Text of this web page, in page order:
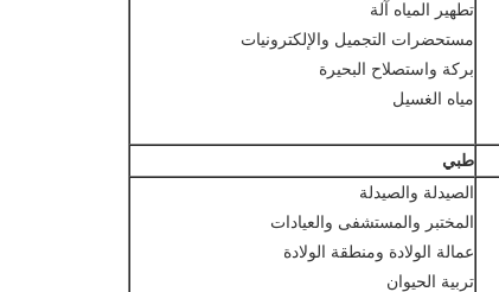
تطهير المياه آلة
مستحضرات التجميل والإلكترونيات
بركة واستصلاح البحيرة
مياه الغسيل
طبي
الصيدلة والصيدلة
المختبر والمستشفى والعيادات
عمالة الولادة ومنطقة الولادة
تربية الحيوان